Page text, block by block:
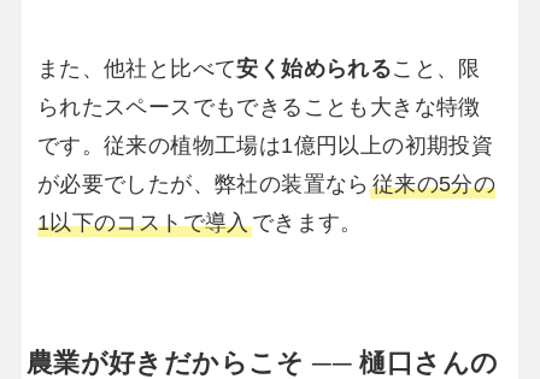
また、他社と比べて安く始められること、限
られたスペースでもできることも大きな特徴
です。従来の植物工場は1億円以上の初期投資
が必要でしたが、弊社の装置なら 従来の5分の
1以下のコストで導入できます。
農業が好きだからこそ ── 樋口さんの